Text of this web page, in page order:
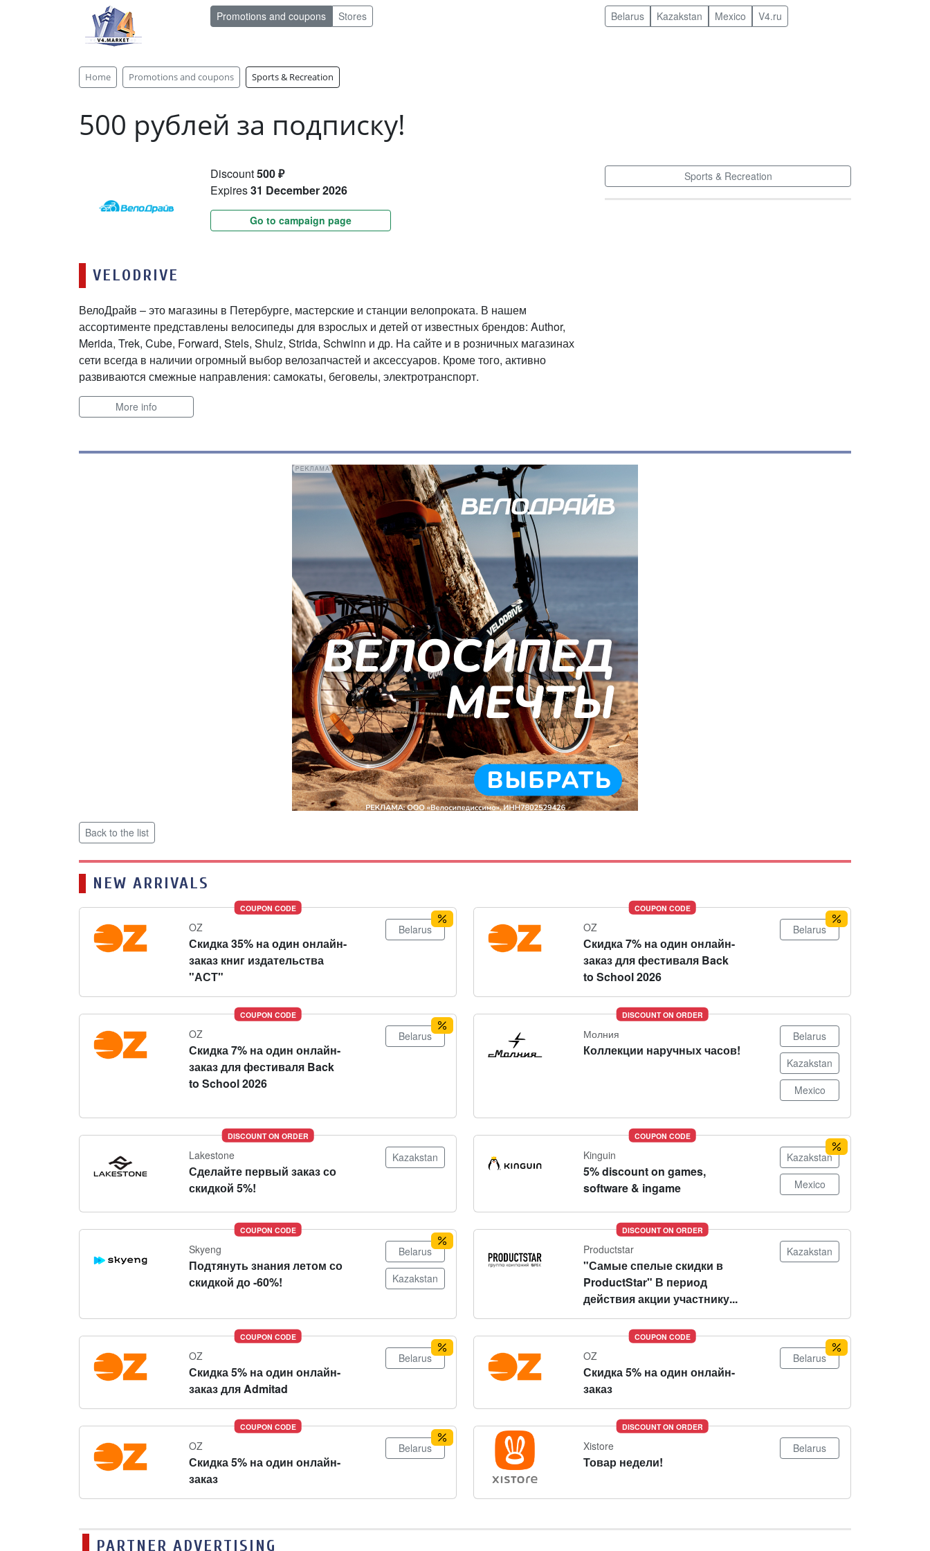
Promotions and coupons Stores Belarus Kazakstan Mexico V4.ru
Home Promotions and coupons Sports & Recreation
500 рублей за подписку!
Discount500 ₽
Expires31 December 2026
Go to campaign page
VELODRIVE
ВелоДрайв – это магазины в Петербурге, мастерские и станции велопроката. В нашем
ассортименте представлены велосипеды для взрослых и детей от известных брендов: Author,
Merida, Trek, Cube, Forward, Stels, Shulz, Strida, Schwinn и др. На сайте и в розничных магазинах
сети всегда в наличии огромный выбор велозапчастей и аксессуаров. Кроме того, активно
развиваются смежные направления: самокаты, беговелы, электротранспорт.
More info
Sports & Recreation
Back to the list
NEW ARRIVALS
COUPON CODE
OZ
Скидка 35% на один онлайн-
заказ книг издательства
"АСТ"
Belarus
COUPON CODE
OZ
Скидка 7% на один онлайн-
заказ для фестиваля Back
to School 2026
Belarus
COUPON CODE
OZ
Скидка 7% на один онлайн-
заказ для фестиваля Back
to School 2026
Belarus
DISCOUNT ON ORDER
Молния
Коллекции наручных часов!
Belarus
Kazakstan
Mexico
DISCOUNT ON ORDER
Lakestone
Сделайте первый заказ со
скидкой 5%!
Kazakstan
COUPON CODE
Kinguin
5% discount on games,
software & ingame
Kazakstan
Mexico
COUPON CODE
Skyeng
Подтянуть знания летом со
скидкой до -60%!
Belarus
Kazakstan
DISCOUNT ON ORDER
Productstar
"Самые спелые скидки в
ProductStar" В период
действия акции участнику...
Kazakstan
COUPON CODE
OZ
Скидка 5% на один онлайн-
заказ для Admitad
Belarus
COUPON CODE
OZ
Скидка 5% на один онлайн-
заказ
Belarus
COUPON CODE
OZ
Скидка 5% на один онлайн-
заказ
Belarus
DISCOUNT ON ORDER
Xistore
Товар недели!
Belarus
PARTNER ADVERTISING